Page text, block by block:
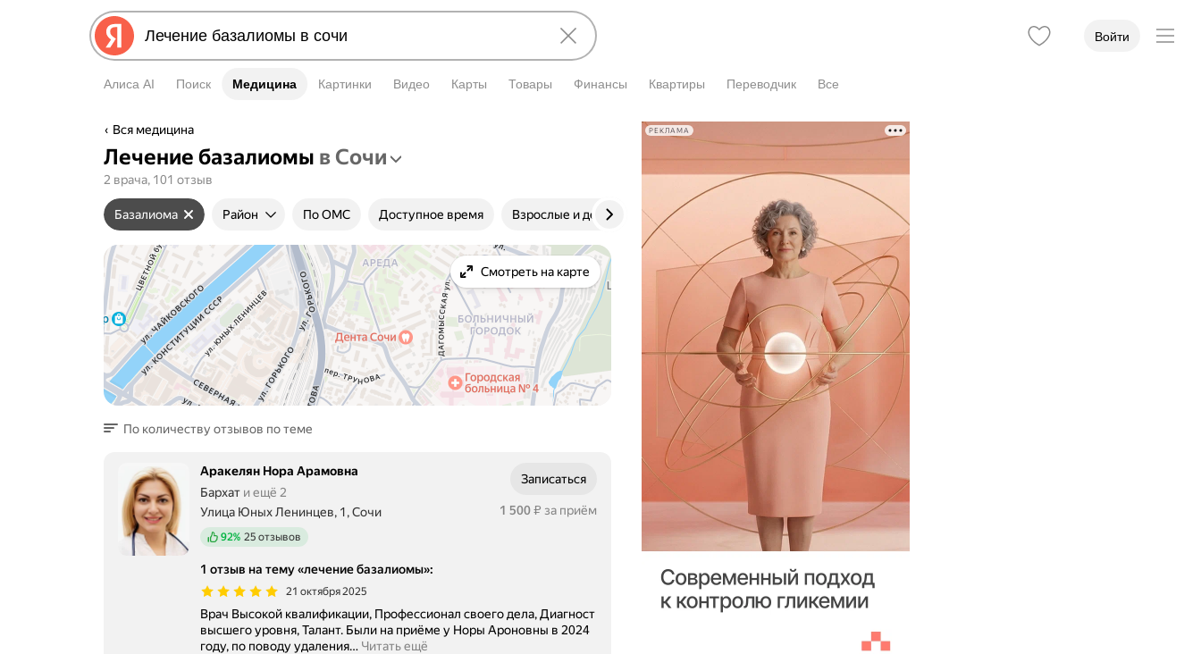
Войти
Алиса AI Поиск Медицина
Медицина Картинки Видео Карты Товары Финансы Квартиры Переводчик Все
Вся медицина
Лечение базалиомы в Сочи
2 врача, 101 отзыв
Базалиома Район По ОМС Доступное время Взрослые и детские Клиника Цена приёма Стаж
Смотреть на карте
По количеству отзывов по теме
Аракелян Нора Арамовна
Бархат и ещё 2
Улица Юных Ленинцев, 1, Сочи
Положительных отзывов
92% 25 отзывов
Записаться
Цена
1500
1 500 ₽ за приём
1 отзыв на тему «лечение базалиомы»:
21 октября 2025
Врач Высокой квалификации, Профессионал своего дела, Диагност
высшего уровня, Талант. Были на приёме у Норы Ароновны в 2024
году, по поводу удаления… Читать ещё
РЕКЛАМА